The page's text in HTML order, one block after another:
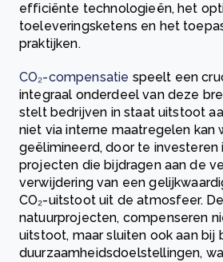
efficiënte technologieën, het
toeleveringsketens en het
praktijken.
CO₂-compensatie speelt een
integraal onderdeel van deze
stelt bedrijven in staat uitstoot
niet via interne maatregelen kan
geëlimineerd, door te investeren
projecten die bijdragen aan de
verwijdering van een
CO₂-uitstoot uit de atmosfeer.
natuurprojecten, compenseren
uitstoot, maar sluiten ook aan bij
duurzaamheidsdoelstellingen,